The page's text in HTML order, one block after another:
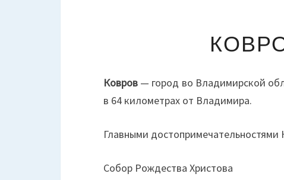
Ковров — город во Владимирской
в 64 километрах от Владимира.
Главными достопримечательностями
Собор Рождества Христова